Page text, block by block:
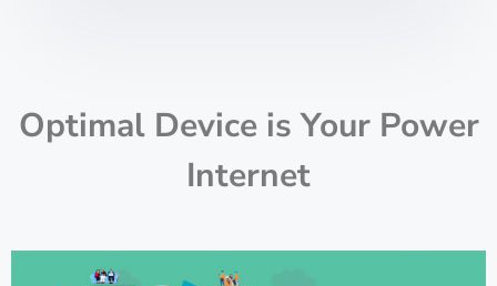
Optimal Device is Your Power
Internet